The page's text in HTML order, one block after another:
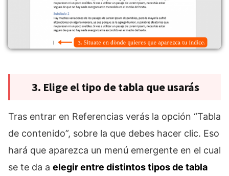
3. Elige el tipo de tabla que usarás
Tras entrar en Referencias verás la opción “Tabla
de contenido”, sobre la que debes hacer clic. Eso
hará que aparezca un menú emergente en el cual
se te da a elegir entre distintos tipos de tabla